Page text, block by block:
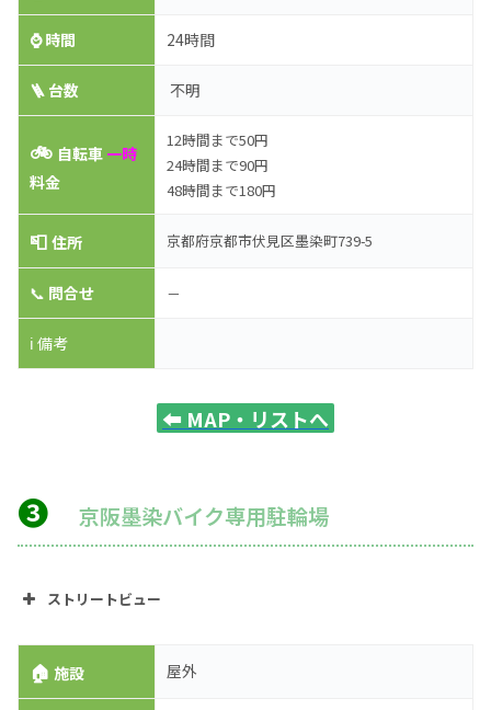
⌚時間 24時間
🪜 台数 不明
🚲 自転車 一時
料金
12時間まで50円
24時間まで90円
48時間まで180円
📮住所 京都府京都市伏見区墨染町739-5
📞 問合せ －
ℹ️ 備考
⬅️ MAP・リストへ
❸ 京阪墨染バイク専用駐輪場
ストリートビュー
🏠施設 屋外